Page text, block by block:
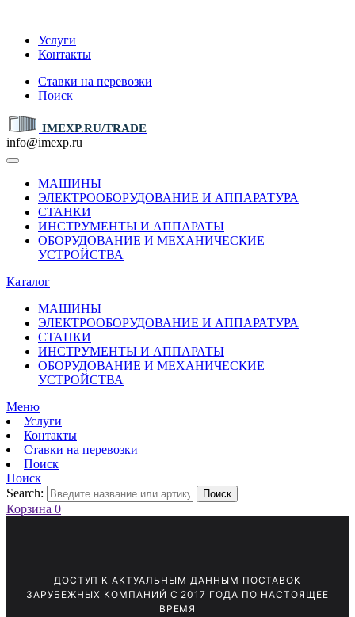
Услуги
Контакты
Ставки на перевозки
Поиск
IMEXP.RU/TRADE
info@imexp.ru
МАШИНЫ
ЭЛЕКТРООБОРУДОВАНИЕ И АППАРАТУРА
СТАНКИ
ИНСТРУМЕНТЫ И АППАРАТЫ
ОБОРУДОВАНИЕ И МЕХАНИЧЕСКИЕ
УСТРОЙСТВА
Каталог
МАШИНЫ
ЭЛЕКТРООБОРУДОВАНИЕ И АППАРАТУРА
СТАНКИ
ИНСТРУМЕНТЫ И АППАРАТЫ
ОБОРУДОВАНИЕ И МЕХАНИЧЕСКИЕ
УСТРОЙСТВА
Меню
Услуги
Контакты
Ставки на перевозки
Поиск
Поиск
Search:
Поиск
Корзина 0
ДОСТУП К АКТУАЛЬНЫМ ДАННЫМ ПОСТАВОК
ЗАРУБЕЖНЫХ КОМПАНИЙ С 2017 ГОДА ПО НАСТОЯЩЕЕ
ВРЕМЯ